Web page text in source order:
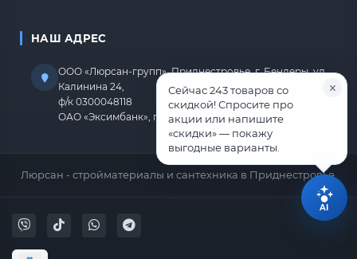
НАШ АДРЕС
ООО «Люрсан-групп», Приднестровье, г. Бендеры, ул.
Калинина 24,
ф/к 0300048118
ОАО «Эксимбанк», г.Бендеры, р/с 2212670000000818
Люрсан - стройматериалы и сантехника в Приднестровье.
Сейчас 243 товаров со
скидкой! Спросите про
акции или напишите
«скидки» — покажу
выгодные варианты.
AI